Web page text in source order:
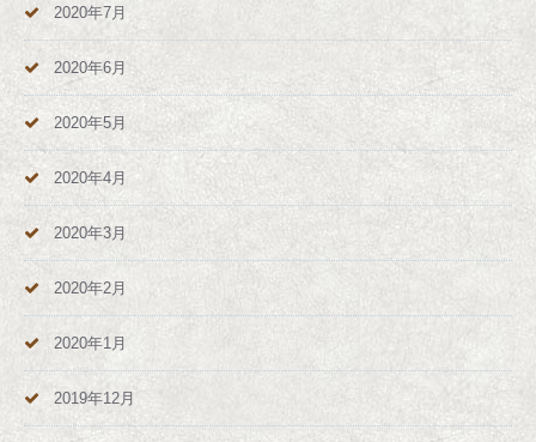
2020年7月
2020年6月
2020年5月
2020年4月
2020年3月
2020年2月
2020年1月
2019年12月